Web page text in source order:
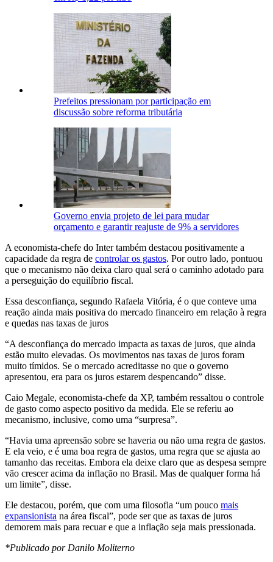
Prefeitos pressionam por participação em
discussão sobre reforma tributária
Governo envia projeto de lei para mudar
orçamento e garantir reajuste de 9% a servidores
A economista-chefe do Inter também destacou positivamente a
capacidade da regra de controlar os gastos. Por outro lado, pontuou
que o mecanismo não deixa claro qual será o caminho adotado para
a perseguição do equilíbrio fiscal.
Essa desconfiança, segundo Rafaela Vitória, é o que conteve uma
reação ainda mais positiva do mercado financeiro em relação à regra
e quedas nas taxas de juros
“A desconfiança do mercado impacta as taxas de juros, que ainda
estão muito elevadas. Os movimentos nas taxas de juros foram
muito tímidos. Se o mercado acreditasse no que o governo
apresentou, era para os juros estarem despencando” disse.
Caio Megale, economista-chefe da XP, também ressaltou o controle
de gasto como aspecto positivo da medida. Ele se referiu ao
mecanismo, inclusive, como uma “surpresa”.
“Havia uma apreensão sobre se haveria ou não uma regra de gastos.
E ela veio, e é uma boa regra de gastos, uma regra que se ajusta ao
tamanho das receitas. Embora ela deixe claro que as despesa sempre
vão crescer acima da inflação no Brasil. Mas de qualquer forma há
um limite”, disse.
Ele destacou, porém, que com uma filosofia “um pouco mais
expansionista na área fiscal”, pode ser que as taxas de juros
demorem mais para recuar e que a inflação seja mais pressionada.
*Publicado por Danilo Moliterno